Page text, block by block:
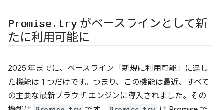
Promise. tryがベースラインとして新
たに利用可能に
2025 年までに、ベースライン「新規に利用可能」に達し
た機能は 1 つだけです。つまり、この機能は最近、すべて
の主要な最新ブラウザ エンジンに導入されました。その